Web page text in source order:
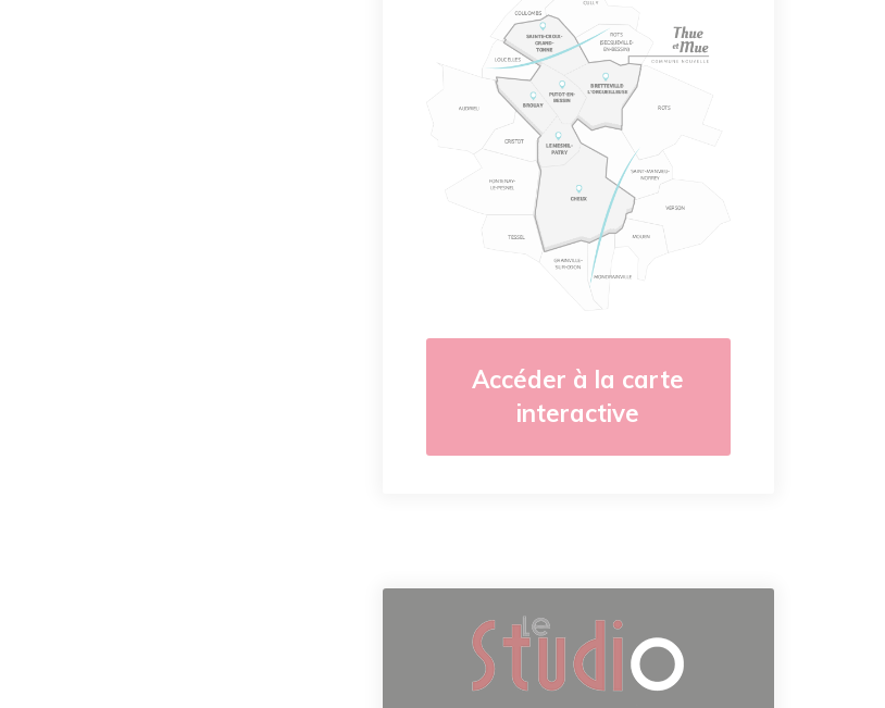
Accéder à la carte
interactive